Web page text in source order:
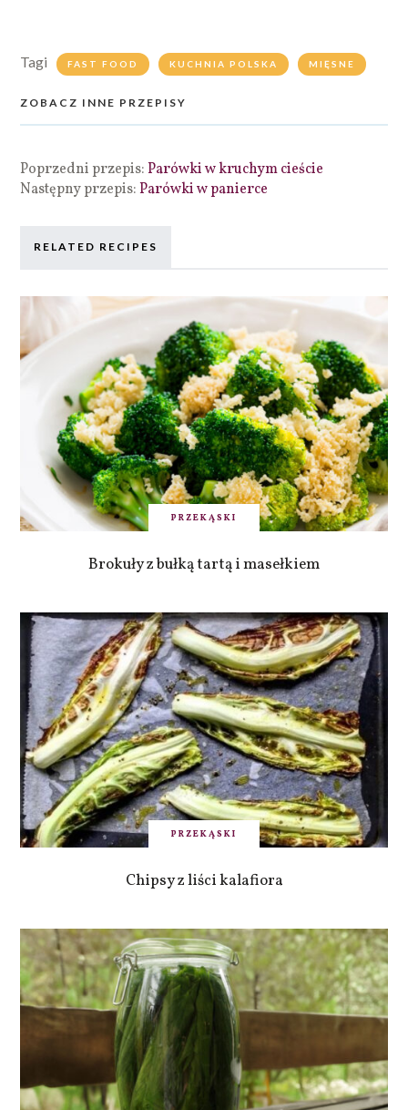
Tagi FAST FOOD KUCHNIA POLSKA MIĘSNE
ZOBACZ INNE PRZEPISY
Poprzedni przepis:Parówki w kruchym cieście
Następny przepis:Parówki w panierce
RELATED RECIPES
PRZEKĄSKI
Brokuły z bułką tartą i masełkiem
PRZEKĄSKI
Chipsy z liści kalafiora